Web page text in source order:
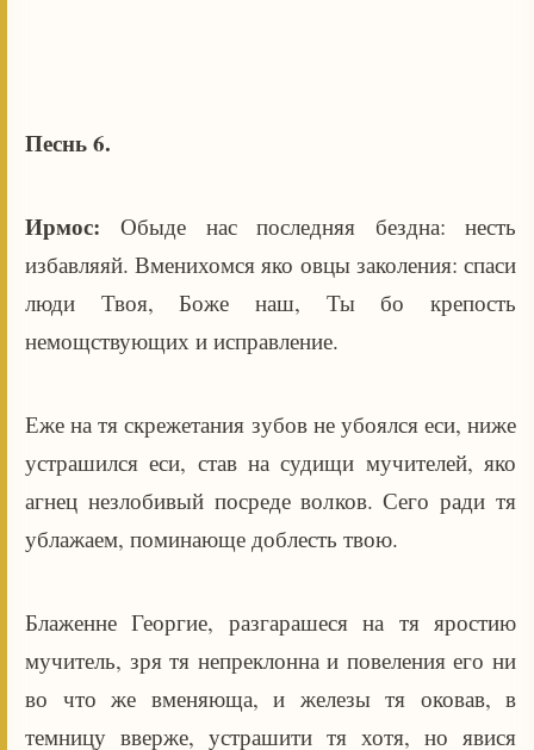
Песнь 6.
Ирмос:Обыде нас последняя бездна: несть
избавляяй. Вменихомся яко овцы заколения: спаси
люди Твоя, Боже наш, Ты бо крепость
немощствующих и исправление.
Еже на тя скрежетания зубов не убоялся еси, ниже
устрашился еси, став на судищи мучителей, яко
агнец незлобивый посреде волков. Сего ради тя
ублажаем, поминающе доблесть твою.
Блаженне Георгие, разгарашеся на тя яростию
мучитель, зря тя непреклонна и повеления его ни
во что же вменяюща, и железы тя оковав, в
темницу вверже, устрашити тя хотя, но явися